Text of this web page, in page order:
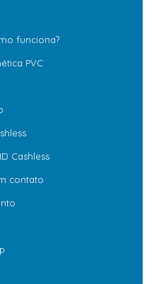
funciona?
PVC
Cashless
contato